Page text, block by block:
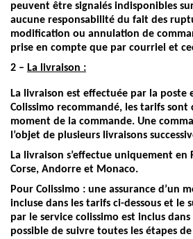
peuvent être signalés indisponibles
aucune responsabilité du fait des
modification ou annulation de
prise en compte que par courriel et
2 – La livraison :
La livraison est effectuée par la poste
Colissimo recommandé, les tarifs sont
moment de la commande. Une
l’objet de plusieurs livraisons
La livraison s’effectue uniquement
Corse, Andorre et Monaco.
Pour Colissimo : une assurance d’un
incluse dans les tarifs ci-dessous et le
par le service colissimo est inclus
possible de suivre toutes les étapes